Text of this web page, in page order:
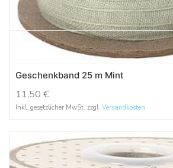
Geschenkband 25 m Mint
11,50 €
Inkl. gesetzlicher MwSt. zzgl. Versandkosten